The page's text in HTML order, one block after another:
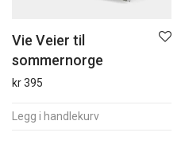
Vie Veier til
sommernorge
kr395
Legg i handlekurv